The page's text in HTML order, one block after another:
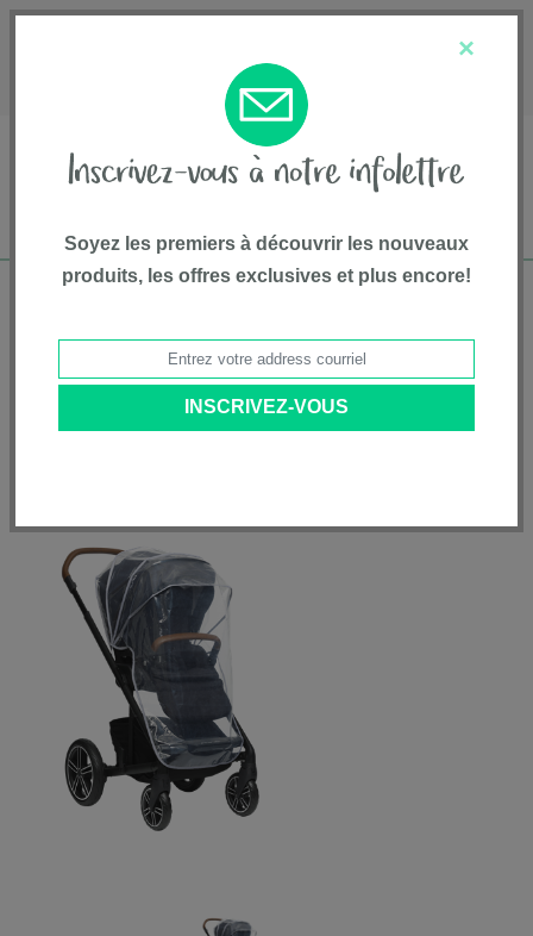
1-800-667-8184
de 75$*
Accueil •Équipement Et Accessoires•Accessoires• Housse
×
Soyez les premiers à découvrir les nouveaux
produits, les offres exclusives et plus encore!